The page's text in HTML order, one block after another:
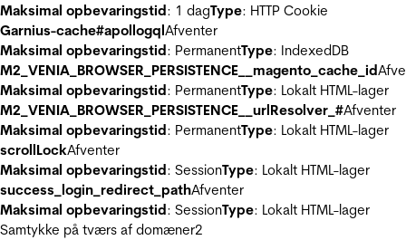
Maksimal opbevaringstid: 1 dagType: HTTP Cookie
Garnius-cache#apollogqlAfventer
Maksimal opbevaringstid: PermanentType: IndexedDB
M2_VENIA_BROWSER_PERSISTENCE__magento_cache_id
Maksimal opbevaringstid: PermanentType: Lokalt HTML-lager
M2_VENIA_BROWSER_PERSISTENCE__urlResolver_#Afventer
Maksimal opbevaringstid: PermanentType: Lokalt HTML-lager
scrollLockAfventer
Maksimal opbevaringstid: SessionType: Lokalt HTML-lager
success_login_redirect_pathAfventer
Maksimal opbevaringstid: SessionType: Lokalt HTML-lager
Samtykke på tværs af domæner2